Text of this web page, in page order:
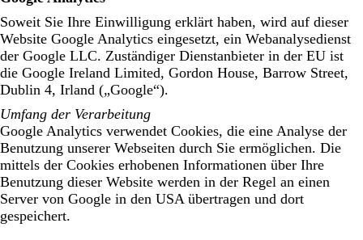
Soweit Sie Ihre Einwilligung erklärt haben, wird auf dieser
Website Google Analytics eingesetzt, ein Webanalysedienst
der Google LLC. Zuständiger Dienstanbieter in der EU ist
die Google Ireland Limited, Gordon House, Barrow Street,
Dublin 4, Irland („Google“).
Umfang der Verarbeitung
Google Analytics verwendet Cookies, die eine Analyse der
Benutzung unserer Webseiten durch Sie ermöglichen. Die
mittels der Cookies erhobenen Informationen über Ihre
Benutzung dieser Website werden in der Regel an einen
Server von Google in den USA übertragen und dort
gespeichert.